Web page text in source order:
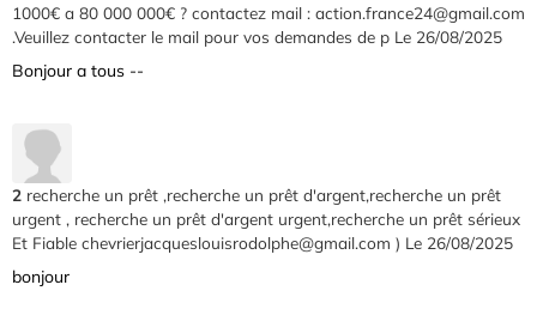
1000€ a 80 000 000€ ? contactez mail : action.france24@gmail.com
.Veuillez contacter le mail pour vos demandes de p Le 26/08/2025
Bonjour a tous --
2 recherche un prêt ,recherche un prêt d'argent,recherche un prêt
urgent , recherche un prêt d'argent urgent,recherche un prêt sérieux
Et Fiable chevrierjacqueslouisrodolphe@gmail.com ) Le 26/08/2025
bonjour